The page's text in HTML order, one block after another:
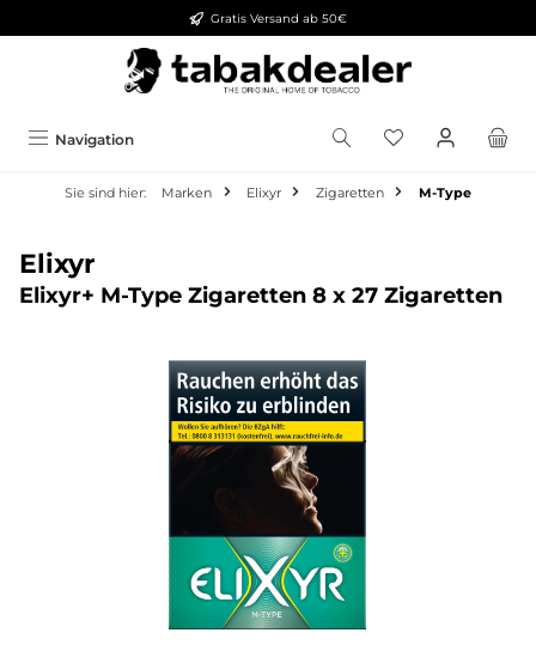
Gratis Versand ab 50€
Navigation
Sie sind hier: Marken Elixyr Zigaretten M-Type
Elixyr
Elixyr+ M-Type Zigaretten 8 x 27 Zigaretten
Bildergalerie überspringen